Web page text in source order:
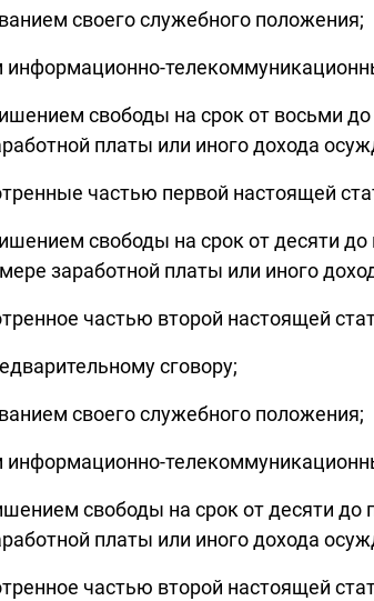
своего служебного положения;
информационно-
свободы на срок от восьми
платы или иного дохода
частью первой настоящей
свободы на срок от десяти
заработной платы или иного
частью второй настоящей
сговору;
своего служебного положения;
информационно-
свободы на срок от десяти
платы или иного дохода
частью второй настоящей